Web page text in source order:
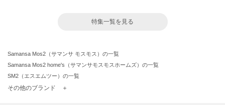
特集一覧を見る
Samansa Mos2（サマンサ モスモス）の一覧
Samansa Mos2 home's（サマンサモスモスホームズ）の一覧
SM2（エスエムツー）の一覧
TSUHARU by Samansa Mos2（ツハルバイサマンサモスモス）の一覧
その他のブランド ＋